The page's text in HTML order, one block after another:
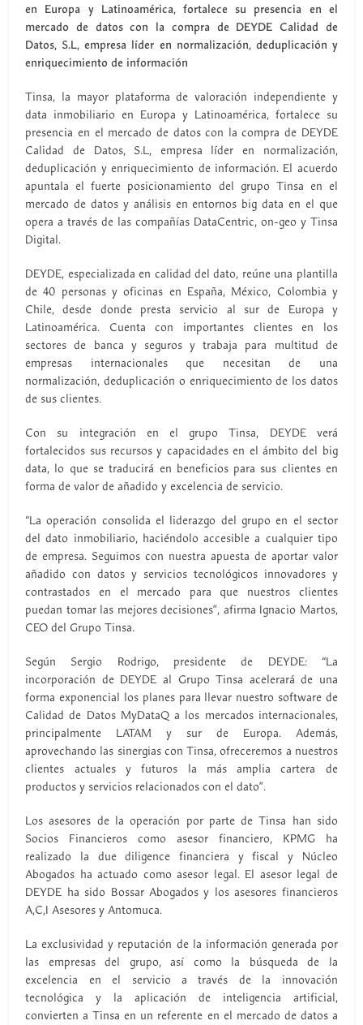
en Europa y Latinoamérica, fortalece su presencia en el
mercado de datos con la compra de DEYDE Calidad de
Datos, S.L, empresa líder en normalización, deduplicación y
enriquecimiento de información
Tinsa, la mayor plataforma de valoración independiente y
data inmobiliario en Europa y Latinoamérica, fortalece su
presencia en el mercado de datos con la compra de DEYDE
Calidad de Datos, S.L, empresa líder en normalización,
deduplicación y enriquecimiento de información. El acuerdo
apuntala el fuerte posicionamiento del grupo Tinsa en el
mercado de datos y análisis en entornos big data en el que
opera a través de las compañías DataCentric, on-geo y Tinsa
Digital.
DEYDE, especializada en calidad del dato, reúne una plantilla
de 40 personas y oficinas en España, México, Colombia y
Chile, desde donde presta servicio al sur de Europa y
Latinoamérica. Cuenta con importantes clientes en los
sectores de banca y seguros y trabaja para multitud de
empresas internacionales que necesitan de una
normalización, deduplicación o enriquecimiento de los datos
de sus clientes.
Con su integración en el grupo Tinsa, DEYDE verá
fortalecidos sus recursos y capacidades en el ámbito del big
data, lo que se traducirá en beneficios para sus clientes en
forma de valor de añadido y excelencia de servicio.
“La operación consolida el liderazgo del grupo en el sector
del dato inmobiliario, haciéndolo accesible a cualquier tipo
de empresa. Seguimos con nuestra apuesta de aportar valor
añadido con datos y servicios tecnológicos innovadores y
contrastados en el mercado para que nuestros clientes
puedan tomar las mejores decisiones”, afirma Ignacio Martos,
CEO del Grupo Tinsa.
Según Sergio Rodrigo, presidente de DEYDE: “La
incorporación de DEYDE al Grupo Tinsa acelerará de una
forma exponencial los planes para llevar nuestro software de
Calidad de Datos MyDataQ a los mercados internacionales,
principalmente LATAM y sur de Europa. Además,
aprovechando las sinergias con Tinsa, ofreceremos a nuestros
clientes actuales y futuros la más amplia cartera de
productos y servicios relacionados con el dato”.
Los asesores de la operación por parte de Tinsa han sido
Socios Financieros como asesor financiero, KPMG ha
realizado la due diligence financiera y fiscal y Núcleo
Abogados ha actuado como asesor legal. El asesor legal de
DEYDE ha sido Bossar Abogados y los asesores financieros
A,C,I Asesores y Antomuca.
La exclusividad y reputación de la información generada por
las empresas del grupo, así como la búsqueda de la
excelencia en el servicio a través de la innovación
tecnológica y la aplicación de inteligencia artificial,
convierten a Tinsa en un referente en el mercado de datos a